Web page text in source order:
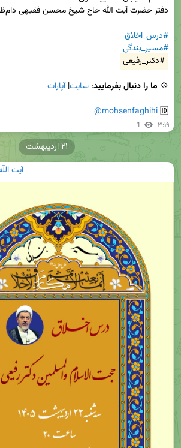
#درس_اخلاق
#مسیر_بندگی
#دکتر_رفیعی
💠 ما را دنبال بفرمایید: سایت| آپارات
🆔
@mohsenfaghihi
1 ۳:۱۹
آیت
۲۱ اردیبهشت